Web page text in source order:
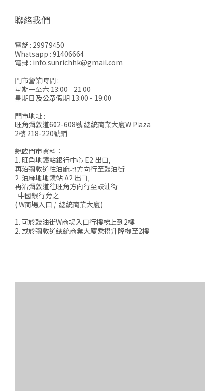
聯絡我們
電話 : 29979450
Whatsapp : 91406664
電郵 : info.sunrichhk@gmail.com
門市營業時間 :
星期一至六 13:00 - 21:00
星期日及公眾假期 13:00 - 19:00
門市地址 :
旺角彌敦道602-608號 總統商業大廈W Plaza
2樓 218-220號鋪
親臨門市資料：
1. 旺角地鐵站銀行中心 E2 出口,
再沿彌敦道往油麻地方向行至豉油街
2. 油麻地地鐵站 A2 出口,
再沿彌敦道往旺角方向行至豉油街
中國銀行旁之
( W商場入口 / 總統商業大廈)
1. 可於豉油街W商場入口行樓梯上到2樓
2. 或於彌敦道總統商業大廈乘搭升降機至2樓